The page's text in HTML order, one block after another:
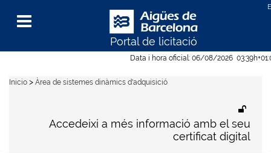
Data i hora oficial: 06/08/2026 03:39h
Portal de licitació
Menu
Accedeixi a més informació amb el seu
certificat digital
Inicio > Àrea de sistemes dinàmics d'adquisició